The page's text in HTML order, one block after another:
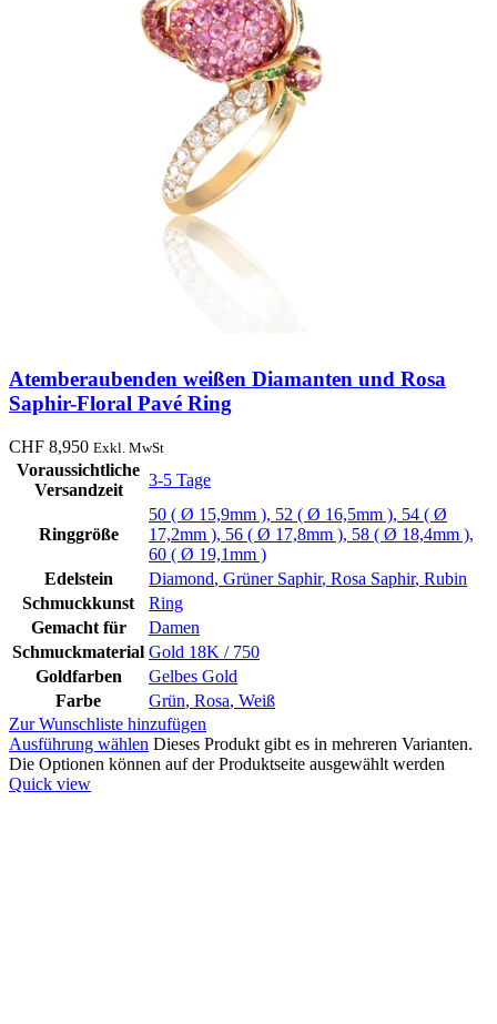
Atemberaubenden weißen Diamanten und Rosa
Saphir-Floral Pavé Ring
CHF 8,950 Exkl. MwSt
Voraussichtliche
Versandzeit
3-5 Tage
Ringgröße
50 ( Ø 15,9mm ), 52 ( Ø 16,5mm ), 54 ( Ø
17,2mm ), 56 ( Ø 17,8mm ), 58 ( Ø 18,4mm ),
60 ( Ø 19,1mm )
Edelstein
Diamond, Grüner Saphir, Rosa Saphir, Rubin
Schmuckkunst
Ring
Gemacht für
Damen
Schmuckmaterial Gold 18K / 750
Goldfarben
Gelbes Gold
Farbe
Grün, Rosa, Weiß
Zur Wunschliste hinzufügen
Ausführung wählen Dieses Produkt gibt es in mehreren Varianten.
Die Optionen können auf der Produktseite ausgewählt werden
Quick view